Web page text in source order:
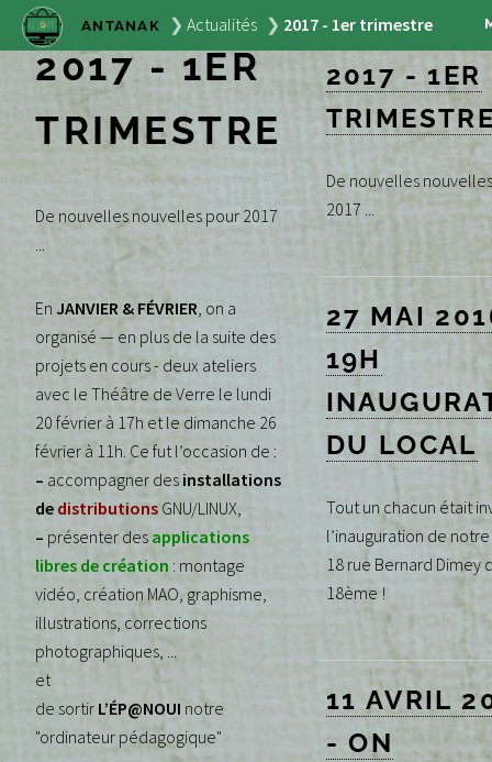
ANTANAK Actualités 2017 - 1er trimestre
2017 - 1ER
TRIMESTRE
De nouvelles nouvelles pour 2017
...
En JANVIER & FÉVRIER, on a
organisé — en plus de la suite des
projets en cours - deux ateliers
avec le Théâtre de Verre le lundi
20 février à 17h et le dimanche 26
février à 11h. Ce fut l’occasion de :
– accompagner des installations
de distributions GNU/LINUX,
– présenter des applications
libres de création : montage
vidéo, création MAO, graphisme,
illustrations, corrections
photographiques, ...
et
de sortir L’ÉP@NOUI notre
"ordinateur pédagogique"
2017 - 1ER
De nouvelles
2017 ...
27 MAI
19H
DU LOCAL
Tout un chacun était
l’inauguration de
18 rue Bernard Dimey
18ème !
11 AVRIL
- ON